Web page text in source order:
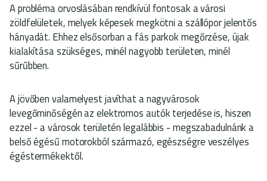
A probléma orvoslásában rendkívül fontosak a városi
zöldfelületek, melyek képesek megkötni a szállópor jelentős
hányadát. Ehhez elsősorban a fás parkok megőrzése, újak
kialakítása szükséges, minél nagyobb területen, minél
sűrűbben.
A jövőben valamelyest javíthat a nagyvárosok
levegőminőségén az elektromos autók terjedése is, hiszen
ezzel - a városok területén legalábbis - megszabadulnánk a
belső égésű motorokból származó, egészségre veszélyes
égéstermékektől.